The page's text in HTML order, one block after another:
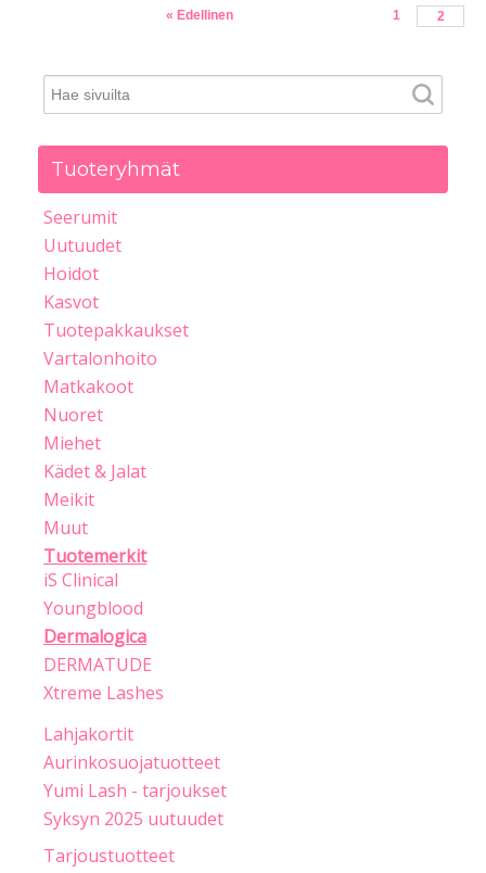
« Edellinen 1 2
Tuoteryhmät
Seerumit
Uutuudet
Hoidot
Kasvot
Tuotepakkaukset
Vartalonhoito
Matkakoot
Nuoret
Miehet
Kädet & Jalat
Meikit
Muut
Tuotemerkit
iS Clinical
Youngblood
Dermalogica
DERMATUDE
Xtreme Lashes
Lahjakortit
Aurinkosuojatuotteet
Yumi Lash - tarjoukset
Syksyn 2025 uutuudet
Tarjoustuotteet